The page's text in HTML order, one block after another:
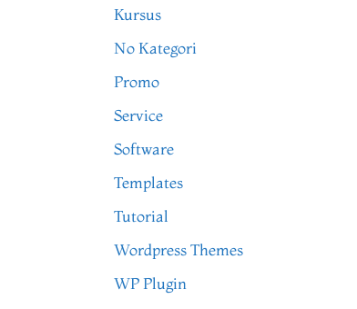
Kursus
No Kategori
Promo
Service
Software
Templates
Tutorial
Wordpress Themes
WP Plugin